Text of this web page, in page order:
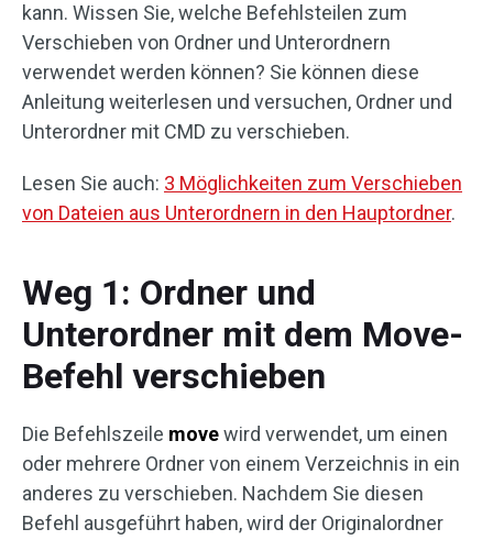
kann. Wissen Sie, welche Befehlsteilen zum
Verschieben von Ordner und Unterordnern
verwendet werden können? Sie können diese
Anleitung weiterlesen und versuchen, Ordner und
Unterordner mit CMD zu verschieben.
Lesen Sie auch: 3 Möglichkeiten zum Verschieben
von Dateien aus Unterordnern in den Hauptordner.
Weg 1: Ordner und
Unterordner mit dem Move-
Befehl verschieben
Die Befehlszeile movewird verwendet, um einen
oder mehrere Ordner von einem Verzeichnis in ein
anderes zu verschieben. Nachdem Sie diesen
Befehl ausgeführt haben, wird der Originalordner